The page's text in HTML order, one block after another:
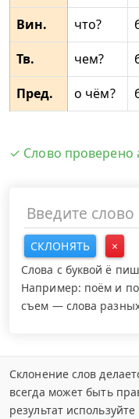
Вин.
что?
Тв.
чем?
Пред.
о чём?
✓ Слово проверено
СКЛОНЯТЬ
×
Слова с буквой ё
Например: поём и
съем — слова
Склонение слов
всегда может быть
результат